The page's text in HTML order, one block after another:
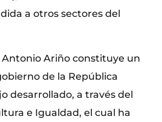
a otros sectores del
Ariño constituye un
de la República
desarrollado, a través del
e Igualdad, el cual ha